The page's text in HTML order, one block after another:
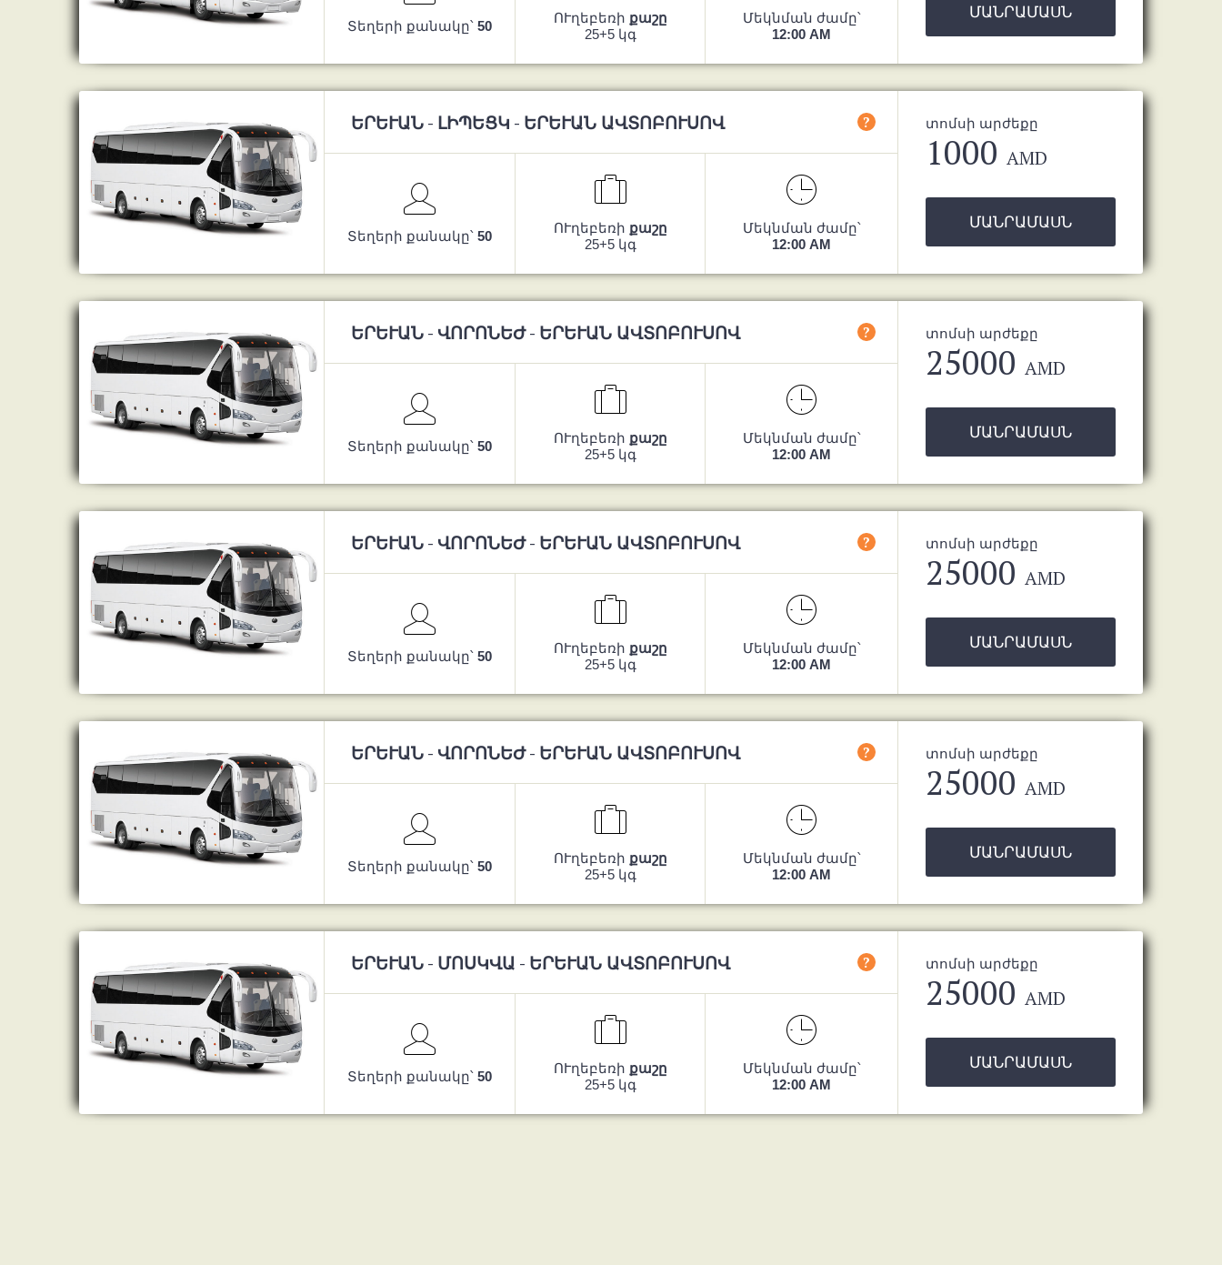
Տեղերի քանակը՝ 50
ՈՒղեբեռի քաշը
25+5 կգ
Մեկնման ժամը՝
12:00 AM
ՄԱՆՐԱՄԱՍՆ
ԵՐԵՒԱՆ - ԼԻՊԵՑԿ - ԵՐԵՒԱՆ ԱՎՏՈԲՈՒՍՈՎ ?
Տեղերի քանակը՝ 50
ՈՒղեբեռի քաշը
25+5 կգ
Մեկնման ժամը՝
12:00 AM
տոմսի արժեքը
1000 AMD
ՄԱՆՐԱՄԱՍՆ
ԵՐԵՒԱՆ - ՎՈՐՈՆԵԺ - ԵՐԵՒԱՆ ԱՎՏՈԲՈՒՍՈՎ ?
Տեղերի քանակը՝ 50
ՈՒղեբեռի քաշը
25+5 կգ
Մեկնման ժամը՝
12:00 AM
տոմսի արժեքը
25000 AMD
ՄԱՆՐԱՄԱՍՆ
ԵՐԵՒԱՆ - ՎՈՐՈՆԵԺ - ԵՐԵՒԱՆ ԱՎՏՈԲՈՒՍՈՎ ?
Տեղերի քանակը՝ 50
ՈՒղեբեռի քաշը
25+5 կգ
Մեկնման ժամը՝
12:00 AM
տոմսի արժեքը
25000 AMD
ՄԱՆՐԱՄԱՍՆ
ԵՐԵՒԱՆ - ՎՈՐՈՆԵԺ - ԵՐԵՒԱՆ ԱՎՏՈԲՈՒՍՈՎ ?
Տեղերի քանակը՝ 50
ՈՒղեբեռի քաշը
25+5 կգ
Մեկնման ժամը՝
12:00 AM
տոմսի արժեքը
25000 AMD
ՄԱՆՐԱՄԱՍՆ
ԵՐԵՒԱՆ - ՄՈՍԿՎԱ - ԵՐԵՒԱՆ ԱՎՏՈԲՈՒՍՈՎ ?
Տեղերի քանակը՝ 50
ՈՒղեբեռի քաշը
25+5 կգ
Մեկնման ժամը՝
12:00 AM
տոմսի արժեքը
25000 AMD
ՄԱՆՐԱՄԱՍՆ